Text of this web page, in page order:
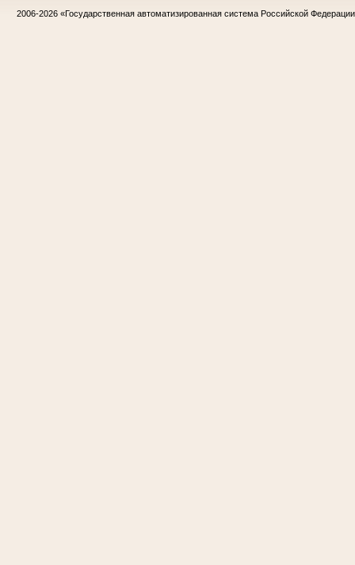
2006-2026 «Государственная автоматизированная система Российской